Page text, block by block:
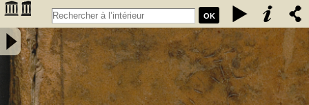
OK
Introduction à la procédure civile, exposée par demandes et par
réponses - Pigeau, Eustache Nicolas (1750-1818). Auteur